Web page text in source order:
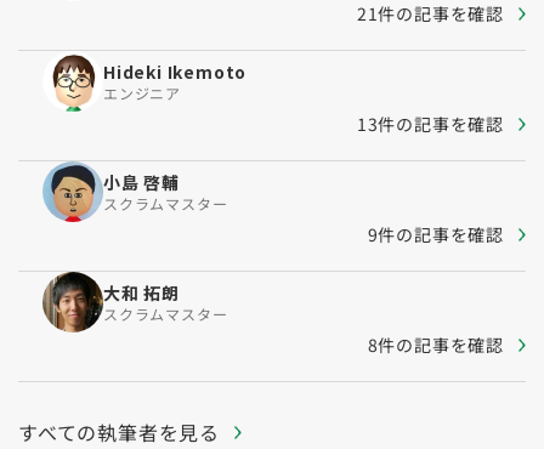
21件の記事を確認
Hideki Ikemoto
エンジニア
13件の記事を確認
小島 啓輔
スクラムマスター
9件の記事を確認
大和 拓朗
スクラムマスター
8件の記事を確認
すべての執筆者を見る